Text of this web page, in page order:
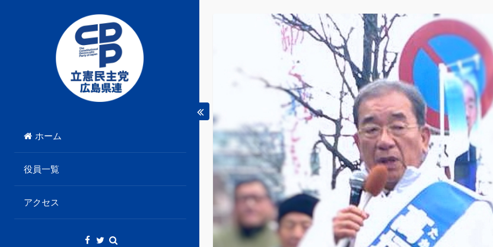
連合会
ホーム
役員一覧
アクセス